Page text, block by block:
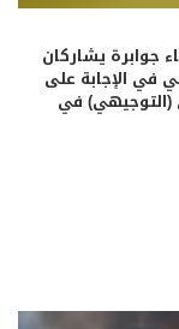
جوابرة يشاركان
في الإجابة على
(التوجيهي) في